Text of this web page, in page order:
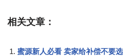
相关文章：
蜜源新人必看 卖家给补偿不要